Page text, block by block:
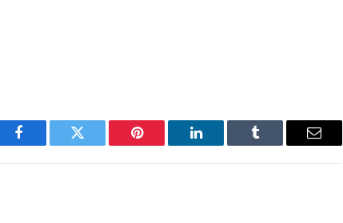
Facebook Twitter Pinterest LinkedIn Tumblr Email